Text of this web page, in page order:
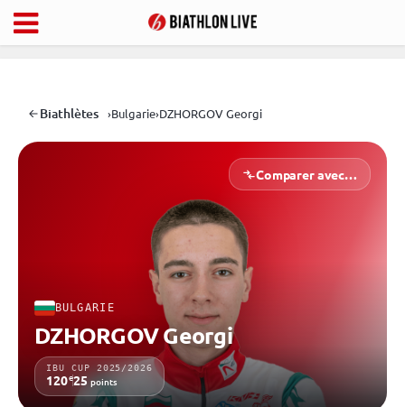
Biathlètes ›Bulgarie›DZHORGOV Georgi
BULGARIE
DZHORGOV Georgi
IBU CUP 2025/2026
120e25 points
Comparer avec…